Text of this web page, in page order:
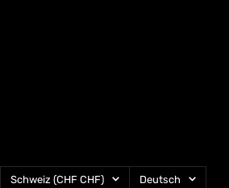
Land/Region
Schweiz (CHF CHF) Sprache
Deutsch